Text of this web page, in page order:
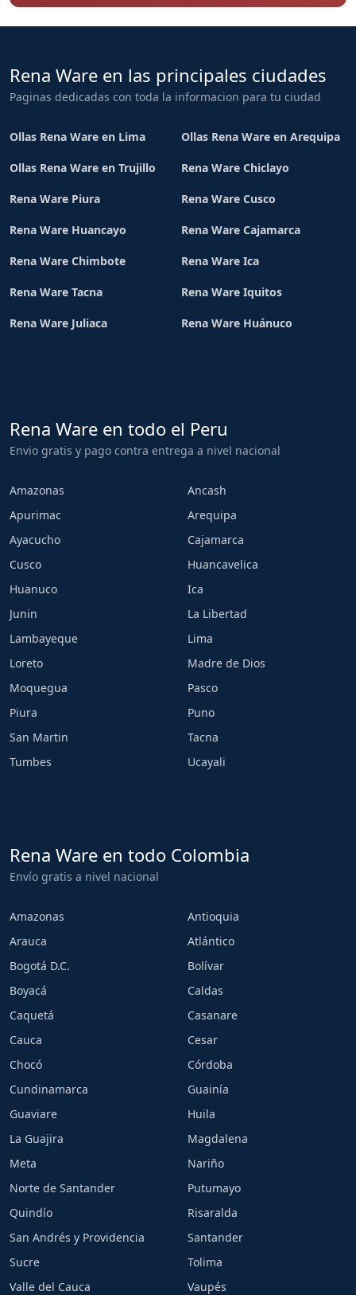
Rena Ware en las principales ciudades
Paginas dedicadas con toda la informacion para tu ciudad
Ollas Rena Ware en Lima Ollas Rena Ware en Arequipa
Ollas Rena Ware en Trujillo Rena Ware Chiclayo
Rena Ware Piura Rena Ware Cusco
Rena Ware Huancayo Rena Ware Cajamarca
Rena Ware Chimbote Rena Ware Ica
Rena Ware Tacna Rena Ware Iquitos
Rena Ware Juliaca Rena Ware Huánuco
Rena Ware en todo el Peru
Envio gratis y pago contra entrega a nivel nacional
Amazonas
Ancash
Apurimac
Arequipa
Ayacucho
Cajamarca
Cusco
Huancavelica
Huanuco
Ica
Junin
La Libertad
Lambayeque
Lima
Loreto
Madre de Dios
Moquegua
Pasco
Piura
Puno
San Martin
Tacna
Tumbes
Ucayali
Rena Ware en todo Colombia
Envío gratis a nivel nacional
Amazonas
Antioquia
Arauca
Atlántico
Bogotá D.C.
Bolívar
Boyacá
Caldas
Caquetá
Casanare
Cauca
Cesar
Chocó
Córdoba
Cundinamarca
Guainía
Guaviare
Huila
La Guajira
Magdalena
Meta
Nariño
Norte de Santander
Putumayo
Quindío
Risaralda
San Andrés y Providencia
Santander
Sucre
Tolima
Valle del Cauca
Vaupés